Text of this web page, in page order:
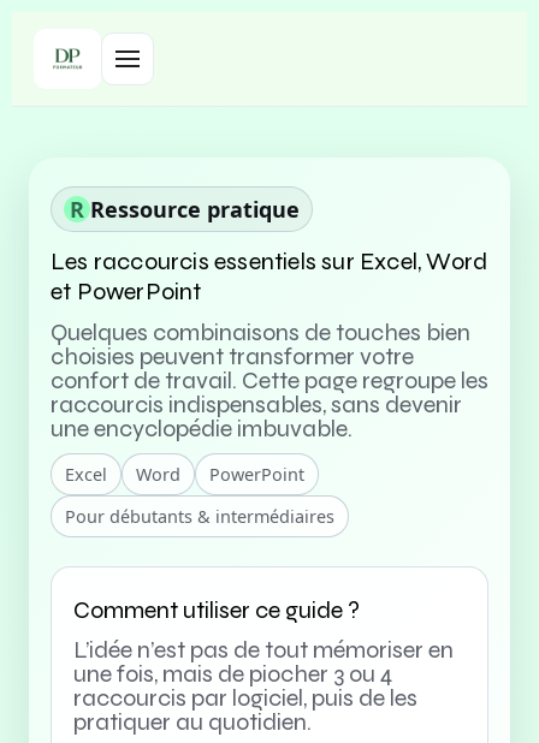
R Ressource pratique
Les raccourcis essentiels sur Excel, Word
et PowerPoint
Quelques combinaisons de touches bien
choisies peuvent transformer votre
confort de travail. Cette page regroupe les
raccourcis indispensables, sans devenir
une encyclopédie imbuvable.
Excel Word
PowerPoint
Pour débutants & intermédiaires
Comment utiliser ce guide ?
L’idée n’est pas de tout mémoriser en
une fois, mais de piocher 3 ou 4
raccourcis par logiciel, puis de les
pratiquer au quotidien.